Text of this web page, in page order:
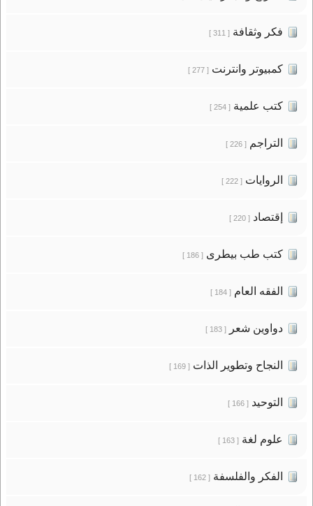
فكر وثقافة[ 311 ]
كمبيوتر وانترنت[ 277 ]
كتب علمية[ 254 ]
التراجم[ 226 ]
الروايات[ 222 ]
إقتصاد[ 220 ]
كتب طب بيطرى[ 186 ]
الفقه العام[ 184 ]
دواوين شعر[ 183 ]
النجاح وتطوير الذات[ 169 ]
التوحيد[ 166 ]
علوم لغة[ 163 ]
الفكر والفلسفة[ 162 ]